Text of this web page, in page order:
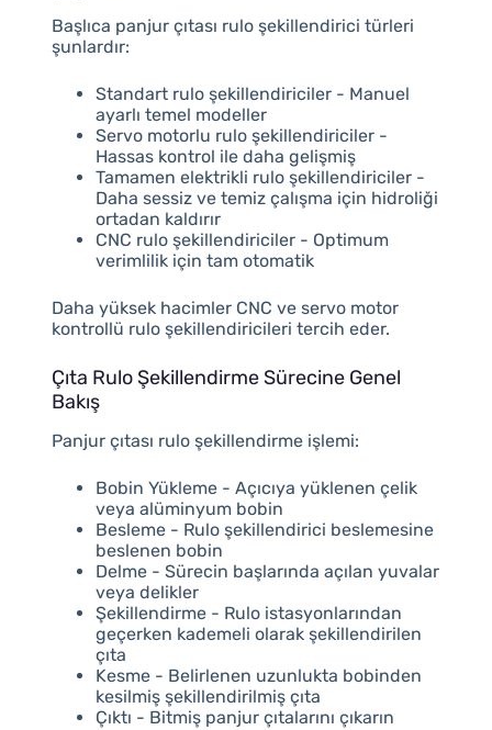
Başlıca panjur çıtası rulo şekillendirici türleri
şunlardır:
Standart rulo şekillendiriciler - Manuel
ayarlı temel modeller
Servo motorlu rulo şekillendiriciler -
Hassas kontrol ile daha gelişmiş
Tamamen elektrikli rulo şekillendiriciler -
Daha sessiz ve temiz çalışma için hidroliği
ortadan kaldırır
CNC rulo şekillendiriciler - Optimum
verimlilik için tam otomatik
Daha yüksek hacimler CNC ve servo motor
kontrollü rulo şekillendiricileri tercih eder.
Çıta Rulo Şekillendirme Sürecine Genel
Bakış
Panjur çıtası rulo şekillendirme işlemi:
Bobin Yükleme - Açıcıya yüklenen çelik
veya alüminyum bobin
Besleme - Rulo şekillendirici beslemesine
beslenen bobin
Delme - Sürecin başlarında açılan yuvalar
veya delikler
Şekillendirme - Rulo istasyonlarından
geçerken kademeli olarak şekillendirilen
çıta
Kesme - Belirlenen uzunlukta bobinden
kesilmiş şekillendirilmiş çıta
Çıktı - Bitmiş panjur çıtalarını çıkarın